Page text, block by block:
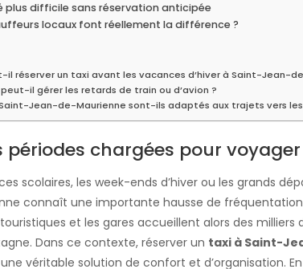
plus difficile sans réservation anticipée
locaux font réellement la différence ?
il réserver un taxi avant les vacances d’hiver à Saint-Jean-
il gérer les retards de train ou d’avion ?
Jean-de-Maurienne sont-ils adaptés aux trajets vers
périodes chargées pour
scolaires, les week-ends d’hiver ou les grands
connaît une importante hausse de
et les gares accueillent alors des milliers
Dans ce contexte, réserver un taxi à Saint-
véritable solution de confort et d’organisation.